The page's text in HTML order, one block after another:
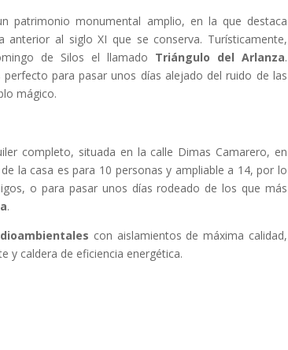
patrimonio monumental amplio, en la que destaca
al siglo XI que se conserva. Turísticamente,
de Silos el llamado Triángulo del Arlanza.
para pasar unos días alejado del ruido de las
mágico.
completo, situada en la calle Dimas Camarero, en
la casa es para 10 personas y ampliable a 14, por lo
o para pasar unos días rodeado de los que más
.
con aislamientos de máxima calidad,
y caldera de eficiencia energética.